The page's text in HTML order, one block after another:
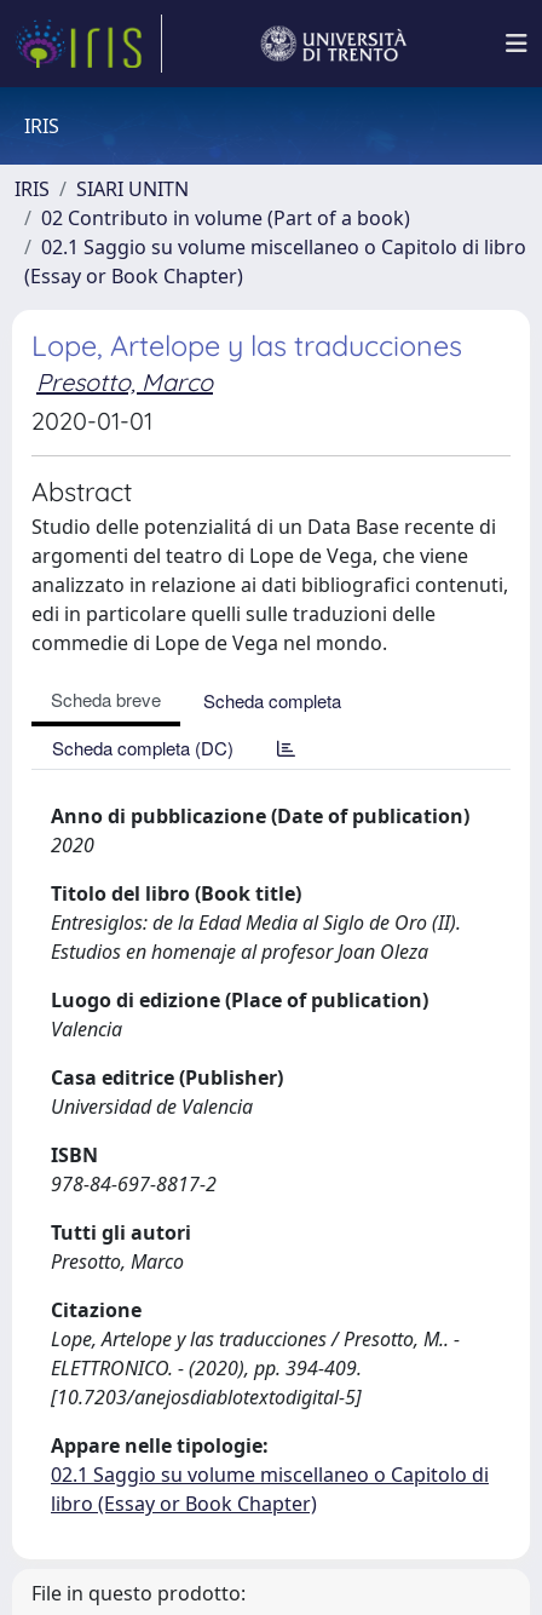
IRIS
IRIS
SIARI UNITN
02 Contributo in volume (Part of a book)
02.1 Saggio su volume miscellaneo o Capitolo di libro
(Essay or Book Chapter)
Lope, Artelope y las traducciones
Presotto, Marco
2020-01-01
Abstract
Studio delle potenzialitá di un Data Base recente di
argomenti del teatro di Lope de Vega, che viene
analizzato in relazione ai dati bibliografici contenuti,
edi in particolare quelli sulle traduzioni delle
commedie di Lope de Vega nel mondo.
Scheda breve
Scheda completa
Scheda completa (DC)
Anno di pubblicazione (Date of publication)
2020
Titolo del libro (Book title)
Entresiglos: de la Edad Media al Siglo de Oro (II).
Estudios en homenaje al profesor Joan Oleza
Luogo di edizione (Place of publication)
Valencia
Casa editrice (Publisher)
Universidad de Valencia
ISBN
978-84-697-8817-2
Tutti gli autori
Presotto, Marco
Citazione
Lope, Artelope y las traducciones / Presotto, M.. -
ELETTRONICO. - (2020), pp. 394-409.
[10.7203/anejosdiablotextodigital-5]
Appare nelle tipologie:
02.1 Saggio su volume miscellaneo o Capitolo di
libro (Essay or Book Chapter)
File in questo prodotto: